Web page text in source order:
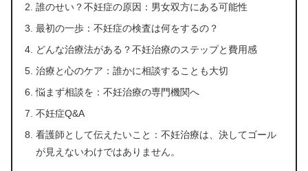
誰のせい？不妊症の原因：男女双方にある可能性
最初の一歩：不妊症の検査は何をするの？
どんな治療法がある？不妊治療のステップと費用感
治療と心のケア：誰かに相談することも大切
悩まず相談を：不妊治療の専門機関へ
不妊症Q&A
看護師として伝えたいこと：不妊治療は、決してゴール
が見えないわけではありません。